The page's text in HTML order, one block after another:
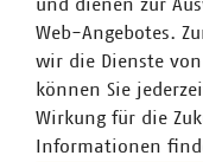
investieren pro Jahr
wollen 80 Prozent
Glasfasernetz
Wir halten
und dienen zur
Web-Angebotes.
wir die Dienste
können Sie
Wirkung für die
Informationen